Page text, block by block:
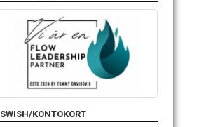
SWISH/KONTOKORT